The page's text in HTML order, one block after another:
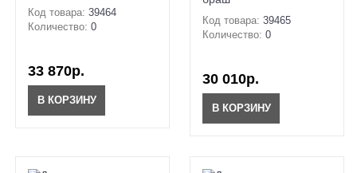
Код товара: 39464
Количество: 0
33 870р.
В КОРЗИНУ
Код товара: 39465
Количество: 0
30 010р.
В КОРЗИНУ